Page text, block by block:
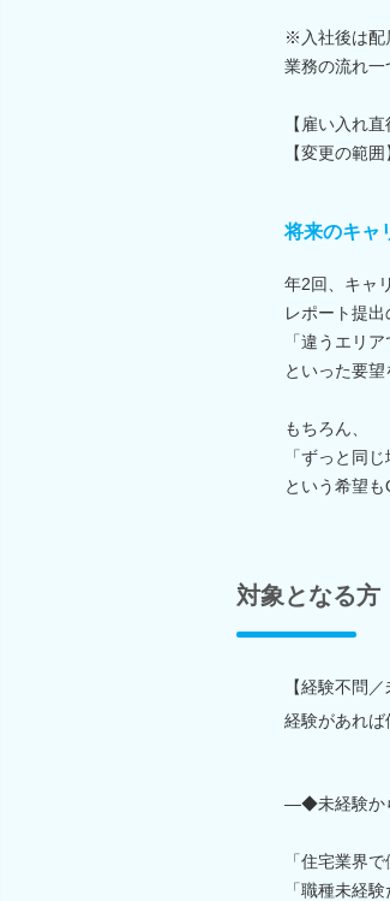
※入社後は配
業務の流れ一
【雇い入れ
【変更の範
将来のキャ
年2回、キャ
レポート提出
「違うエリ
といった要望
もちろん、
「ずっと同
という希望も
対象となる方
【経験不問
経験があれ
―◆未経験か
「住宅業界
「職種未経